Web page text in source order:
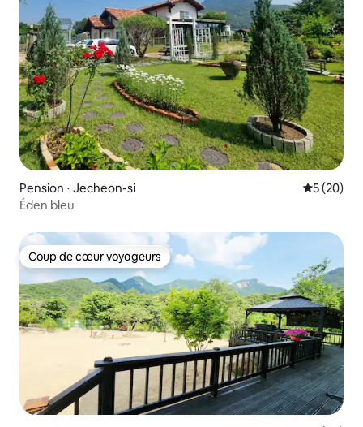
Pension ⋅ Jecheon-si
5 (20)
Éden bleu
Coup de cœur voyageurs
Coup de cœur voyageurs